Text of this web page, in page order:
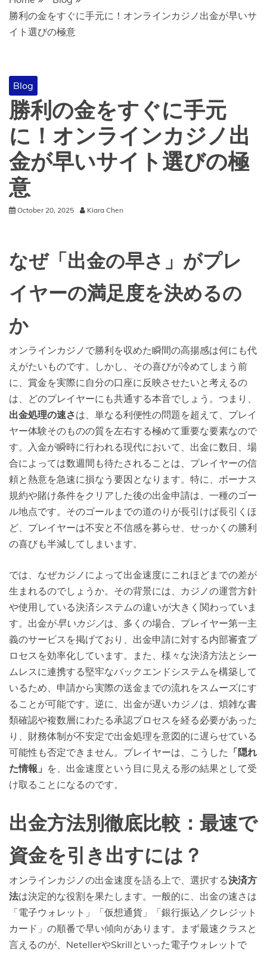
勝利の金をすぐに手元に！オンラインカジノ出金が早いサ
イト選びの極意
Blog
勝利の金をすぐに手元
に！オンラインカジノ出
金が早いサイト選びの極
意
October 20, 2025 Kiara Chen
なぜ「出金の早さ」がプレ
イヤーの満足度を決めるの
か
オンラインカジノで勝利を収めた瞬間の高揚感は何にも代
えがたいものです。しかし、その喜びが冷めてしまう前
に、賞金を実際に自分の口座に反映させたいと考えるの
は、どのプレイヤーにも共通する本音でしょう。つまり、
出金処理の速さは、単なる利便性の問題を超えて、プレイ
ヤー体験そのものの質を左右する極めて重要な要素なので
す。入金が瞬時に行われる現代において、出金に数日、場
合によっては数週間も待たされることは、プレイヤーの信
頼と熱意を急速に損なう要因となります。特に、ボーナス
規約や賭け条件をクリアした後の出金申請は、一種のゴー
ル地点です。そのゴールまでの道のりが長引けば長引くほ
ど、プレイヤーは不安と不信感を募らせ、せっかくの勝利
の喜びも半減してしまいます。
では、なぜカジノによって出金速度にこれほどまでの差が
生まれるのでしょうか。その背景には、カジノの運営方針
や使用している決済システムの違いが大きく関わっていま
す。出金が早いカジノは、多くの場合、プレイヤー第一主
義のサービスを掲げており、出金申請に対する内部審査プ
ロセスを効率化しています。また、様々な決済方法とシー
ムレスに連携する堅牢なバックエンドシステムを構築して
いるため、申請から実際の送金までの流れをスムーズにす
ることが可能です。逆に、出金が遅いカジノは、煩雑な書
類確認や複数層にわたる承認プロセスを経る必要があった
り、財務体制が不安定で出金処理を意図的に遅らせている
可能性も否定できません。プレイヤーは、こうした 「隠れ
た情報」 を、出金速度という目に見える形の結果として受
け取ることになるのです。
出金方法別徹底比較：最速で
資金を引き出すには？
オンラインカジノの出金速度を語る上で、選択する決済方
法は決定的な役割を果たします。一般的に、出金の速さは
「電子ウォレット」「仮想通貨」「銀行振込／クレジット
カード」の順番で早い傾向があります。まず最速クラスと
言えるのが、NetellerやSkrillといった電子ウォレットで